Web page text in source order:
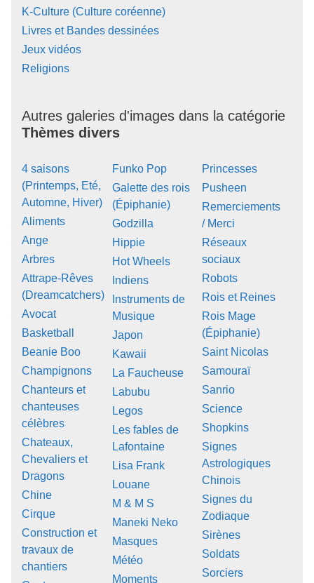
K-Culture (Culture coréenne)
Livres et Bandes dessinées
Jeux vidéos
Religions
Autres galeries d'images dans la catégorie
Thèmes divers
4 saisons
(Printemps, Eté,
Automne, Hiver)
Aliments
Ange
Arbres
Attrape-Rêves
(Dreamcatchers)
Avocat
Basketball
Beanie Boo
Champignons
Chanteurs et
chanteuses
célèbres
Chateaux,
Chevaliers et
Dragons
Chine
Cirque
Construction et
travaux de
chantiers
Funko Pop
Galette des rois
(Épiphanie)
Godzilla
Hippie
Hot Wheels
Indiens
Instruments de
Musique
Japon
Kawaii
La Faucheuse
Labubu
Legos
Les fables de
Lafontaine
Lisa Frank
Louane
M & M S
Maneki Neko
Masques
Météo
Moments
Princesses
Pusheen
Remerciements
/ Merci
Réseaux
sociaux
Robots
Rois et Reines
Rois Mage
(Épiphanie)
Saint Nicolas
Samouraï
Sanrio
Science
Shopkins
Signes
Astrologiques
Chinois
Signes du
Zodiaque
Sirènes
Soldats
Sorciers